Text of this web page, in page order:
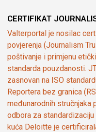
CERTIFIKAT
Valterportal je nosilac
povjerenja (Journalism
poštivanje i primjenu
standarda pouzdanosti.
zasnovan na ISO
Reportera bez granica
međunarodnih stručnjaka
odbora za
kuća Deloitte je